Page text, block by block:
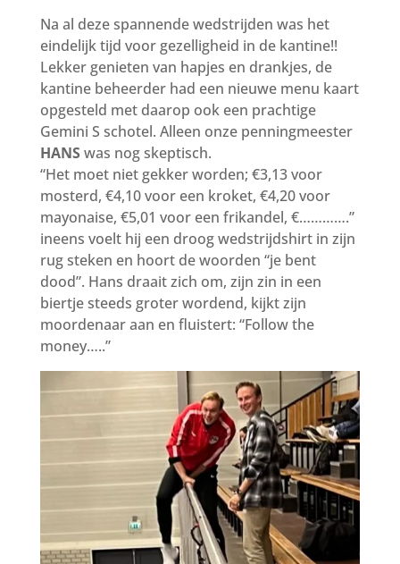
Na al deze spannende wedstrijden was het
eindelijk tijd voor gezelligheid in de kantine!!
Lekker genieten van hapjes en drankjes, de
kantine beheerder had een nieuwe menu kaart
opgesteld met daarop ook een prachtige
Gemini S schotel. Alleen onze penningmeester
HANSwas nog skeptisch.
“Het moet niet gekker worden; €3,13 voor
mosterd, €4,10 voor een kroket, €4,20 voor
mayonaise, €5,01 voor een frikandel, €………….”
ineens voelt hij een droog wedstrijdshirt in zijn
rug steken en hoort de woorden “je bent
dood”. Hans draait zich om, zijn zin in een
biertje steeds groter wordend, kijkt zijn
moordenaar aan en fluistert: “Follow the
money…..”